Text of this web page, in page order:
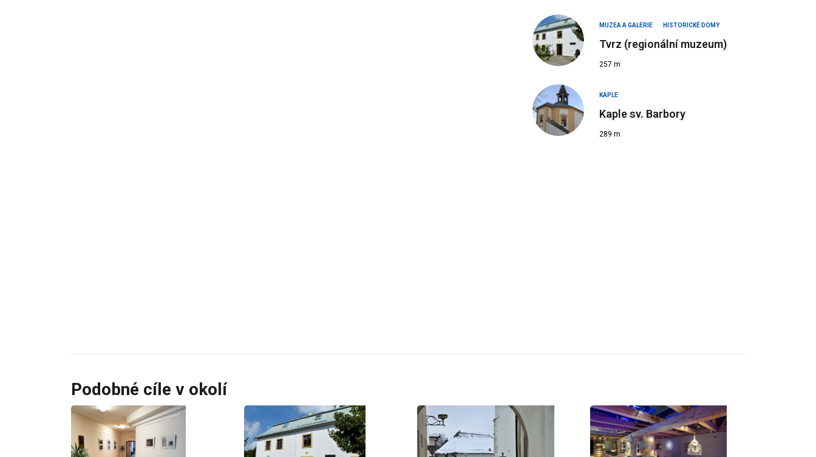
MUZEA A GALERIE HISTORICKÉ DOMY
Tvrz (regionální muzeum)
257 m
KAPLE
Kaple sv. Barbory
289 m
Podobné cíle v okolí